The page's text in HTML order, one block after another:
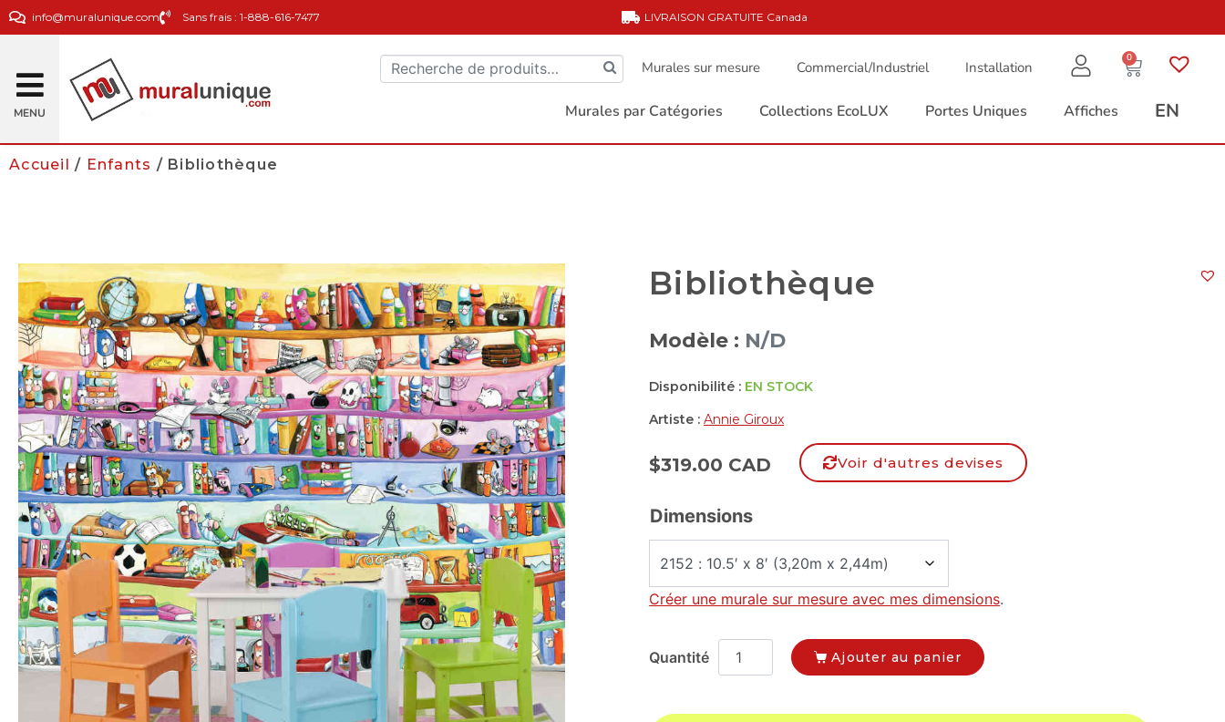
info@muralunique.com Sans frais : 1-888-616-7477 LIVRAISON GRATUITE Canada
MENU
Murales sur mesure Commercial/Industriel Installation
0
Murales par Catégories Collections EcoLUX Portes Uniques Affiches EN
Accueil / Enfants / Bibliothèque
Bibliothèque
Modèle : N/D
Disponibilité : EN STOCK
Artiste :Annie Giroux
$319.00 CAD Voir d'autres devises
Dimensions
Créer une murale sur mesure avec mes dimensions.
Ajouter au panier